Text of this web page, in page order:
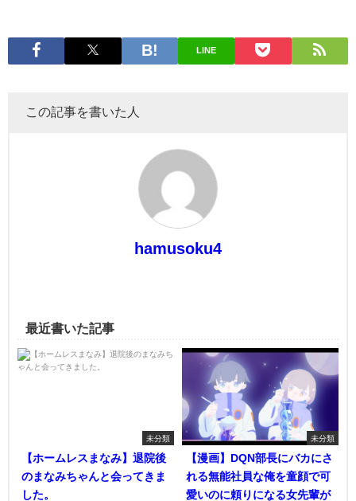
LINE
この記事を書いた人
hamusoku4
最近書いた記事
未分類
【ホームレスまなみ】退院後
のまなみちゃんと会ってきま
した。
未分類
【漫画】DQN部長にバカにさ
れる無能社員な俺を童顔で可
愛いのに頼りになる女先輩が